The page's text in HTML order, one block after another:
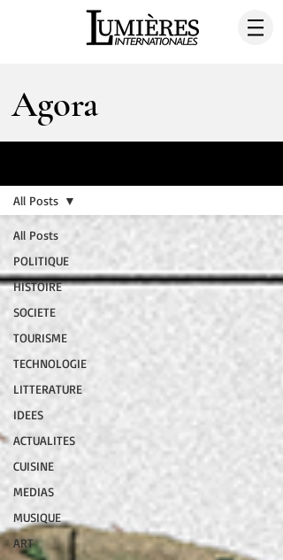
Agora
All Posts
POLITIQUE
HISTOIRE
SOCIETE
TOURISME
TECHNOLOGIE
LITTERATURE
IDEES
ACTUALITES
CUISINE
MEDIAS
MUSIQUE
ART
All Posts